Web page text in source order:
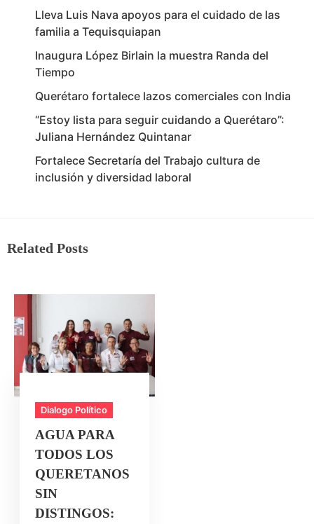
Lleva Luis Nava apoyos para el cuidado de las
familia a Tequisquiapan
Inaugura López Birlain la muestra Randa del
Tiempo
Querétaro fortalece lazos comerciales con India
“Estoy lista para seguir cuidando a Querétaro”:
Juliana Hernández Quintanar
Fortalece Secretaría del Trabajo cultura de
inclusión y diversidad laboral
Related Posts
Dialogo Político
AGUA PARA
TODOS LOS
QUERETANOS
SIN
DISTINGOS: